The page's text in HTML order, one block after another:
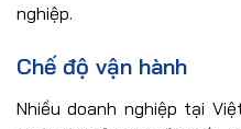
nghiệp.
Chế độ vận hành
Nhiều doanh nghiệp tại